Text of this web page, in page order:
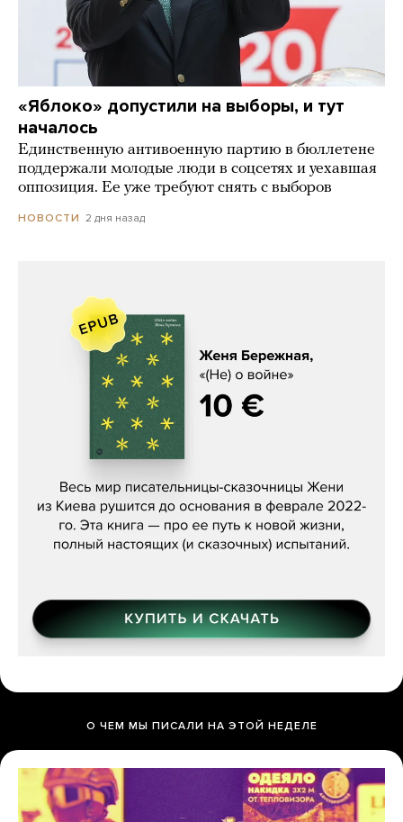
«Яблоко» допустили на выборы, и тут
началось
Единственную антивоенную партию в бюллетене
поддержали молодые люди в соцсетях и уехавшая
оппозиция. Ее уже требуют снять с выборов
НОВОСТИ 2 дня назад
Женя Бережная, «(Не) о войне»
О ЧЕМ МЫ ПИСАЛИ НА ЭТОЙ НЕДЕЛЕ